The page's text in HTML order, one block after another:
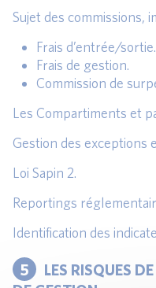
Sujet des commissions,
Frais d’entrée/sortie.
Frais de gestion.
Commission de
Les Compartiments et
Gestion des exceptions
Loi Sapin 2.
Reportings
Identification des
5
LES RISQUES